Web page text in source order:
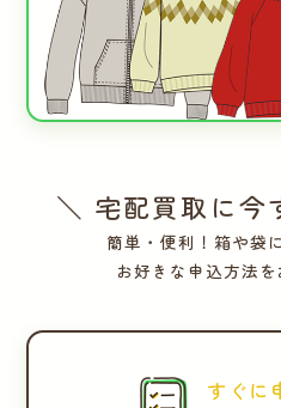
＼ 宅配買取に今
簡単・便利！箱や袋
お好きな申込方法を
すぐに